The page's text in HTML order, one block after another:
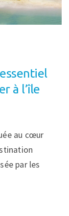
à l’île
au cœur
par les